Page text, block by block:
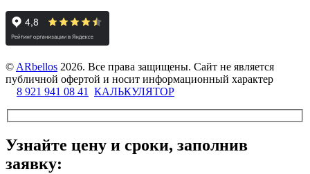
© ARbellos 2026. Все права защищены. Сайт не является
публичной офертой и носит информационный характер
8 921 941 08 41
КАЛЬКУЛЯТОР
Узнайте цену и сроки, заполнив
заявку: